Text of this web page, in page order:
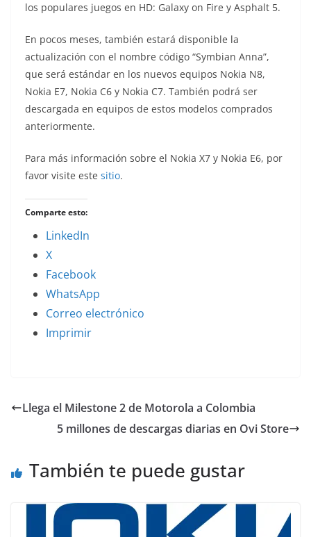
los populares juegos en HD: Galaxy on Fire y Asphalt 5.
En pocos meses, también estará disponible la
actualización con el nombre código “Symbian Anna”,
que será estándar en los nuevos equipos Nokia N8,
Nokia E7, Nokia C6 y Nokia C7. También podrá ser
descargada en equipos de estos modelos comprados
anteriormente.
Para más información sobre el Nokia X7 y Nokia E6, por
favor visite este sitio.
Comparte esto:
LinkedIn
X
Facebook
WhatsApp
Correo electrónico
Imprimir
Llega el Milestone 2 de Motorola a Colombia
5 millones de descargas diarias en Ovi Store
También te puede gustar